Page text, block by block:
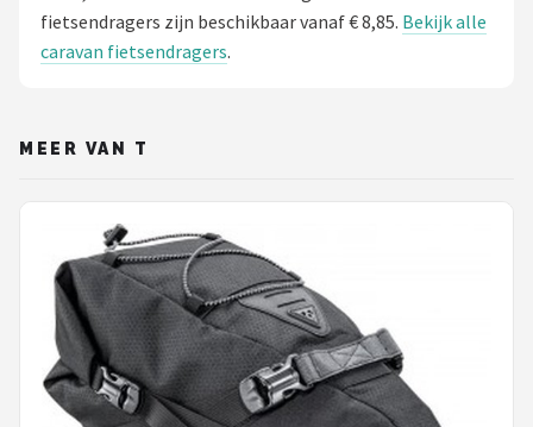
fietsendragers zijn beschikbaar vanaf € 8,85. Bekijk alle
caravan fietsendragers.
MEER VAN T